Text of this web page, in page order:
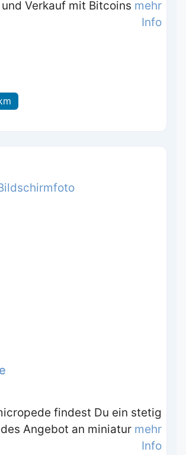
Verkauf mit Bitcoins mehr
Info
findest Du ein stetig
Angebot an miniatur mehr
Info